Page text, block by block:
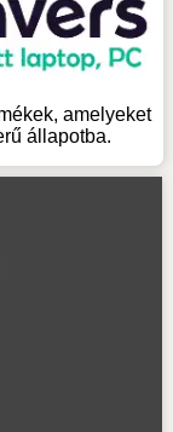
amelyeket
állapotba.